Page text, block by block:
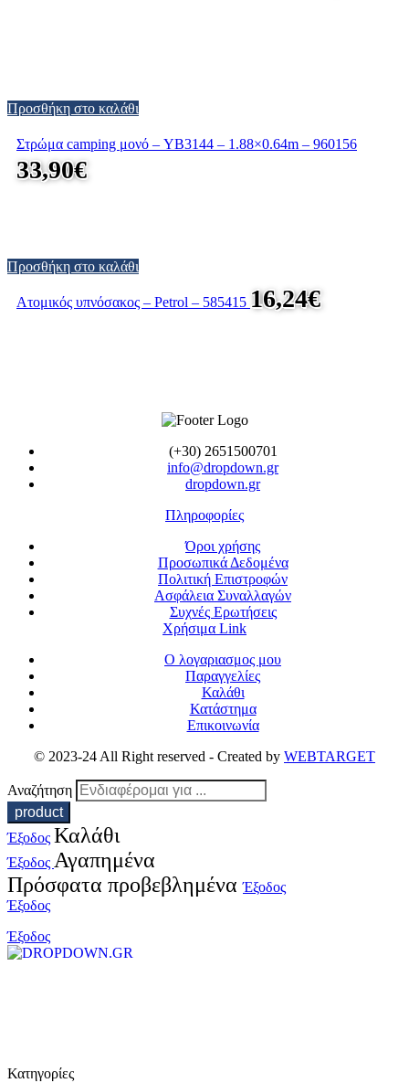
Προσθήκη στο καλάθι
Στρώμα camping μονό – YB3144 – 1.88×0.64m – 960156
33,90€
Προσθήκη στο καλάθι
Ατομικός υπνόσακος – Petrol – 585415 16,24€
(+30) 2651500701
info@dropdown.gr
dropdown.gr
Πληροφορίες
Όροι χρήσης
Προσωπικά Δεδομένα
Πολιτική Επιστροφών
Ασφάλεια Συναλλαγών
Συχνές Ερωτήσεις
Χρήσιμα Link
Ο λογαριασμος μου
Παραγγελίες
Καλάθι
Κατάστημα
Επικοινωνία
© 2023-24 All Right reserved - Created by WEBTARGET
Αναζήτηση
Έξοδος Καλάθι
Έξοδος Αγαπημένα
Πρόσφατα προβεβλημέναΈξοδος
Έξοδος
Έξοδος
Κατηγορίες